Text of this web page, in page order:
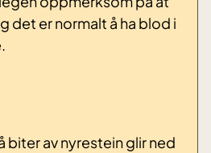
det er normalt å ha blod i
biter av nyrestein glir ned